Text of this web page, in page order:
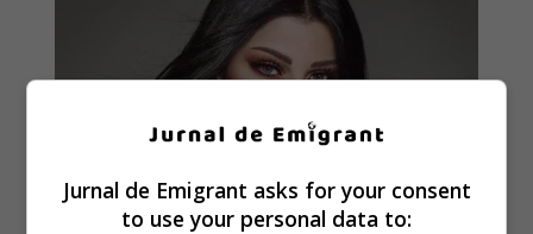
Jurnal de Emigrant asks for your consent
to use your personal data to: